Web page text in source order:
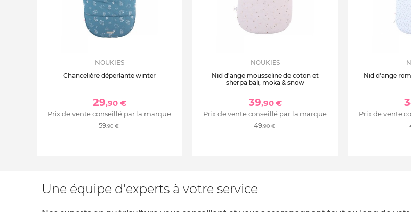
NOUKIES
Chancelière déperlante winter
29,90 €
Prix de vente conseillé par la marque :
59,90 €
NOUKIES
Nid d'ange mousseline de coton et
sherpa bali, moka & snow
39,90 €
Prix de vente conseillé par la marque :
49,90 €
Nid d'ange
Prix de vente
Une équipe d'experts à votre service